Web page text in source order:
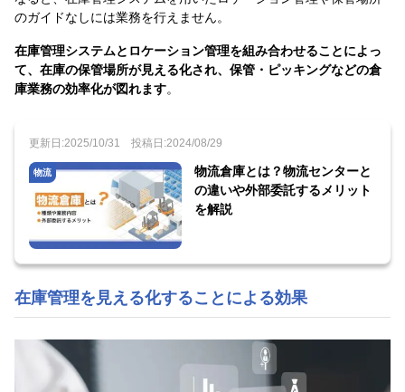
のガイドなしには業務を行えません。
在庫管理システムとロケーション管理を組み合わせることによっ
て、在庫の保管場所が見える化され、保管・ピッキングなどの倉
庫業務の効率化が図れます。
更新日:2025/10/31 投稿日:2024/08/29
物流
物流倉庫とは？物流センターと
の違いや外部委託するメリット
を解説
在庫管理を見える化することによる効果